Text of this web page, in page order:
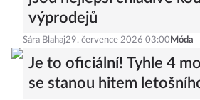
výprodejů
Sára Blahaj29. července 2026 03:00 Móda
Je to oficiální! Tyhle 4
se stanou hitem